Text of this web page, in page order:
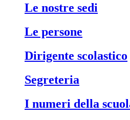
le nostre sedi
le persone
dirigente scolastico
segreteria
i numeri della